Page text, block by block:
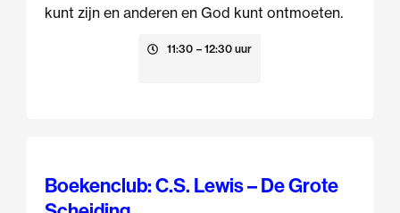
kunt zijn en anderen en God kunt ontmoeten.
11:30 – 12:30 uur
Boekenclub: C.S. Lewis – De Grote